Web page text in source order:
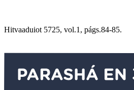
Hitvaaduiot 5725, vol.1, págs.84-85.